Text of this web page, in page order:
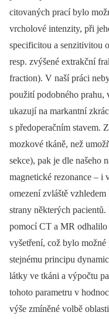
citovaných prací bylo
vrcholové intenzity, při
specificitou a senzitivitou
resp. zvýšené extrakční
fraction). V naší práci
použití podobného prahu,
ukazují na markantní
s předoperačním stavem.
mozkové tkáně, než
sekce), pak je dle našeho
magnetické rezonance –⁠ i
omezení zvláště
strany ně­kte­rých
pomocí CT a MR odhalilo
vyšetření, což bylo
stejnému principu
látky ve tkáni a výpočtu
tohoto parametru v
výše zmíněné volbě